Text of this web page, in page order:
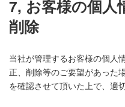
7, お客様の個人
削除
当社が管理するお客様の個人
正、削除等のご要望があった
を確認させて頂いた上で、適